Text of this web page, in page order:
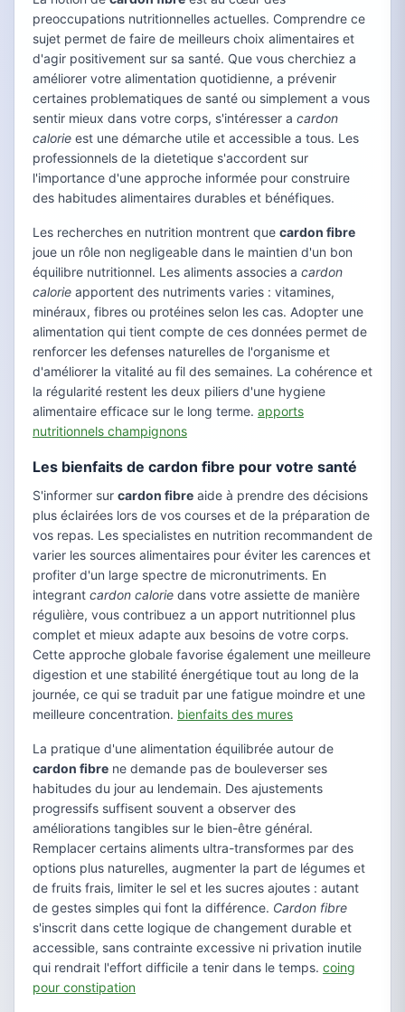
preoccupations nutritionnelles actuelles. Comprendre ce
sujet permet de faire de meilleurs choix alimentaires et
d'agir positivement sur sa santé. Que vous cherchiez a
améliorer votre alimentation quotidienne, a prévenir
certaines problematiques de santé ou simplement a vous
sentir mieux dans votre corps, s'intéresser a cardon
calorie est une démarche utile et accessible a tous. Les
professionnels de la dietetique s'accordent sur
l'importance d'une approche informée pour construire
des habitudes alimentaires durables et bénéfiques.
Les recherches en nutrition montrent que cardon fibre
joue un rôle non negligeable dans le maintien d'un bon
équilibre nutritionnel. Les aliments associes a cardon
calorie apportent des nutriments varies : vitamines,
minéraux, fibres ou protéines selon les cas. Adopter une
alimentation qui tient compte de ces données permet de
renforcer les defenses naturelles de l'organisme et
d'améliorer la vitalité au fil des semaines. La cohérence et
la régularité restent les deux piliers d'une hygiene
alimentaire efficace sur le long terme. apports
nutritionnels champignons
Les bienfaits de cardon fibre pour votre santé
S'informer sur cardon fibre aide à prendre des décisions
plus éclairées lors de vos courses et de la préparation de
vos repas. Les specialistes en nutrition recommandent de
varier les sources alimentaires pour éviter les carences et
profiter d'un large spectre de micronutriments. En
integrant cardon calorie dans votre assiette de manière
régulière, vous contribuez a un apport nutritionnel plus
complet et mieux adapte aux besoins de votre corps.
Cette approche globale favorise également une meilleure
digestion et une stabilité énergétique tout au long de la
journée, ce qui se traduit par une fatigue moindre et une
meilleure concentration. bienfaits des mures
La pratique d'une alimentation équilibrée autour de
cardon fibre ne demande pas de bouleverser ses
habitudes du jour au lendemain. Des ajustements
progressifs suffisent souvent a observer des
améliorations tangibles sur le bien-être général.
Remplacer certains aliments ultra-transformes par des
options plus naturelles, augmenter la part de légumes et
de fruits frais, limiter le sel et les sucres ajoutes : autant
de gestes simples qui font la différence. Cardon fibre
s'inscrit dans cette logique de changement durable et
accessible, sans contrainte excessive ni privation inutile
qui rendrait l'effort difficile a tenir dans le temps. coing
pour constipation